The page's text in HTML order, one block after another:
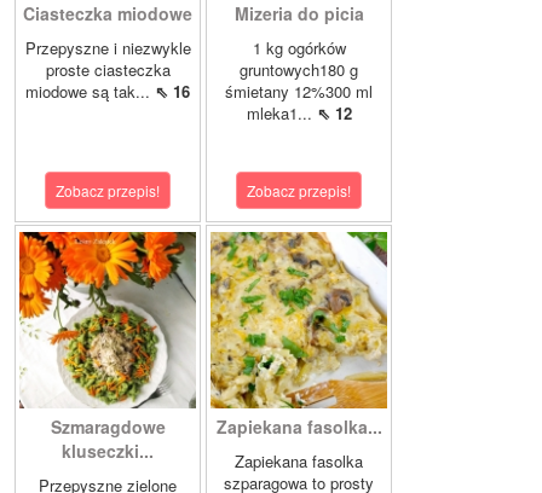
Ciasteczka miodowe
Przepyszne i niezwykle
proste ciasteczka
miodowe są tak... ⇖ 16
Zobacz przepis!
Mizeria do picia
1 kg ogórków
gruntowych180 g
śmietany 12%300 ml
mleka1... ⇖ 12
Zobacz przepis!
Szmaragdowe
kluseczki...
Przepyszne zielone
Zapiekana fasolka...
Zapiekana fasolka
szparagowa to prosty